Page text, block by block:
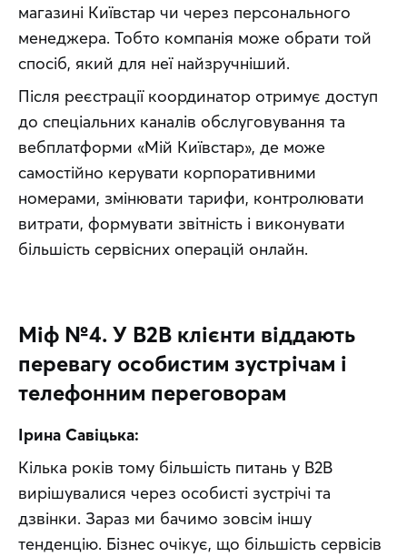
магазині Київстар чи через персонального
менеджера. Тобто компанія може обрати той
спосіб, який для неї найзручніший.
Після реєстрації координатор отримує доступ
до спеціальних каналів обслуговування та
вебплатформи «Мій Київстар», де може
самостійно керувати корпоративними
номерами, змінювати тарифи, контролювати
витрати, формувати звітність і виконувати
більшість сервісних операцій онлайн.
Міф №4. У B2B клієнти віддають
перевагу особистим зустрічам і
телефонним переговорам
Ірина Савіцька:
Кілька років тому більшість питань у B2B
вирішувалися через особисті зустрічі та
дзвінки. Зараз ми бачимо зовсім іншу
тенденцію. Бізнес очікує, що більшість сервісів